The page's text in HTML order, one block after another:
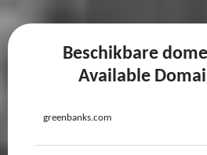
Beschikbare
Available
greenbanks.com